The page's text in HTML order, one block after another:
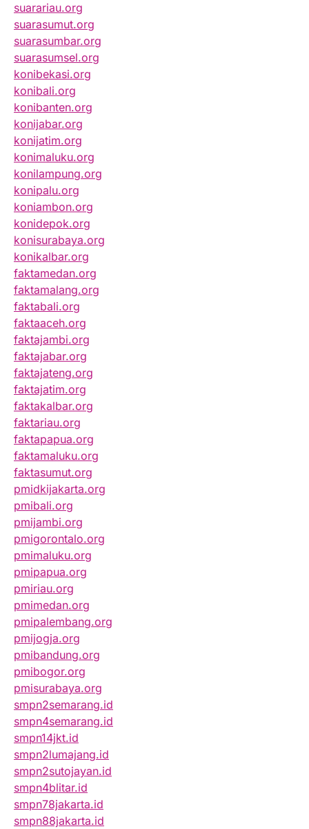
suarariau.org
suarasumut.org
suarasumbar.org
suarasumsel.org
konibekasi.org
konibali.org
konibanten.org
konijabar.org
konijatim.org
konimaluku.org
konilampung.org
konipalu.org
koniambon.org
konidepok.org
konisurabaya.org
konikalbar.org
faktamedan.org
faktamalang.org
faktabali.org
faktaaceh.org
faktajambi.org
faktajabar.org
faktajateng.org
faktajatim.org
faktakalbar.org
faktariau.org
faktapapua.org
faktamaluku.org
faktasumut.org
pmidkijakarta.org
pmibali.org
pmijambi.org
pmigorontalo.org
pmimaluku.org
pmipapua.org
pmiriau.org
pmimedan.org
pmipalembang.org
pmijogja.org
pmibandung.org
pmibogor.org
pmisurabaya.org
smpn2semarang.id
smpn4semarang.id
smpn14jkt.id
smpn2lumajang.id
smpn2sutojayan.id
smpn4blitar.id
smpn78jakarta.id
smpn88jakarta.id